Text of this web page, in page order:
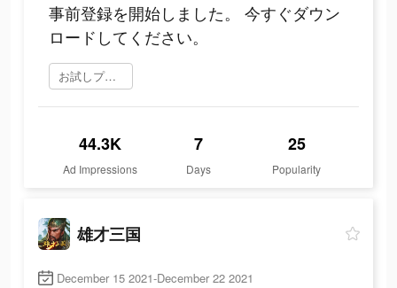
事前登録を開始しました。 今すぐダウン
ロードしてください。
お試しプレイ
44.3K
Ad Impressions
7
Days
25
Popularity
雄才三国
December 15 2021-December 22 2021